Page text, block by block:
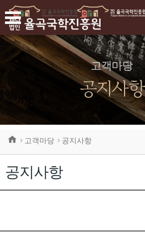
고객마당
공지사항
공지사항
고객마당 공지사항